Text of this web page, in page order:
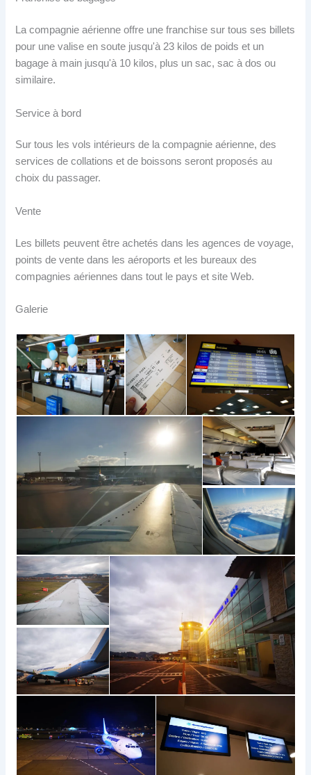
La compagnie aérienne offre une franchise sur tous ses billets
pour une valise en soute jusqu'à 23 kilos de poids et un
bagage à main jusqu'à 10 kilos, plus un sac, sac à dos ou
similaire.
Service à bord
Sur tous les vols intérieurs de la compagnie aérienne, des
services de collations et de boissons seront proposés au
choix du passager.
Vente
Les billets peuvent être achetés dans les agences de voyage,
points de vente dans les aéroports et les bureaux des
compagnies aériennes dans tout le pays et site Web.
Galerie